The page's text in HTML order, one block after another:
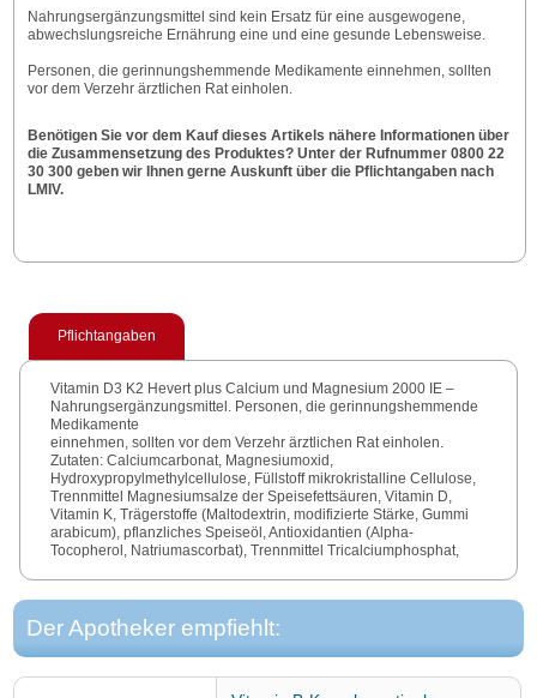
Nahrungsergänzungsmittel sind kein Ersatz für eine ausgewogene,
abwechslungsreiche Ernährung eine und eine gesunde Lebensweise.
Personen, die gerinnungshemmende Medikamente einnehmen, sollten
vor dem Verzehr ärztlichen Rat einholen.
Benötigen Sie vor dem Kauf dieses Artikels nähere Informationen über
die Zusammensetzung des Produktes? Unter der Rufnummer 0800 22
30 300 geben wir Ihnen gerne Auskunft über die Pflichtangaben nach
LMIV.
Pflichtangaben
Vitamin D3 K2 Hevert plus Calcium und Magnesium 2000 IE –
Nahrungsergänzungsmittel. Personen, die gerinnungshemmende
Medikamente
einnehmen, sollten vor dem Verzehr ärztlichen Rat einholen.
Zutaten: Calciumcarbonat, Magnesiumoxid,
Hydroxypropylmethylcellulose, Füllstoff mikrokristalline Cellulose,
Trennmittel Magnesiumsalze der Speisefettsäuren, Vitamin D,
Vitamin K, Trägerstoffe (Maltodextrin, modifizierte Stärke, Gummi
arabicum), pflanzliches Speiseöl, Antioxidantien (Alpha-
Tocopherol, Natriumascorbat), Trennmittel Tricalciumphosphat,
Der Apotheker empfiehlt: